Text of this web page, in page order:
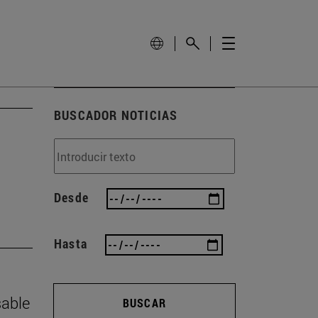
BUSCADOR NOTICIAS
Desde
Hasta
BUSCAR